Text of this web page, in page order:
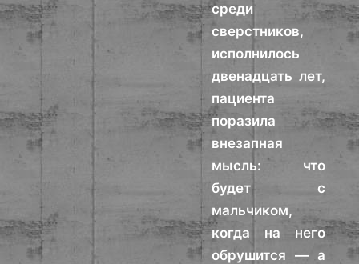
среди
сверстников,
исполнилось
двенадцать лет,
пациента
поразила
внезапная
мысль: что
будет с
мальчиком,
когда на него
обрушится — а